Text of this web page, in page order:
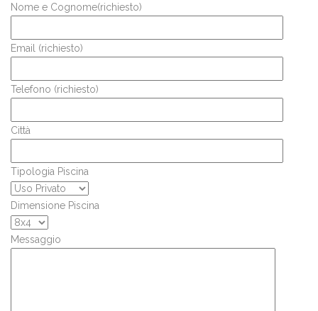
Nome e Cognome(richiesto)
Email (richiesto)
Telefono (richiesto)
Città
Tipologia Piscina
Dimensione Piscina
Messaggio